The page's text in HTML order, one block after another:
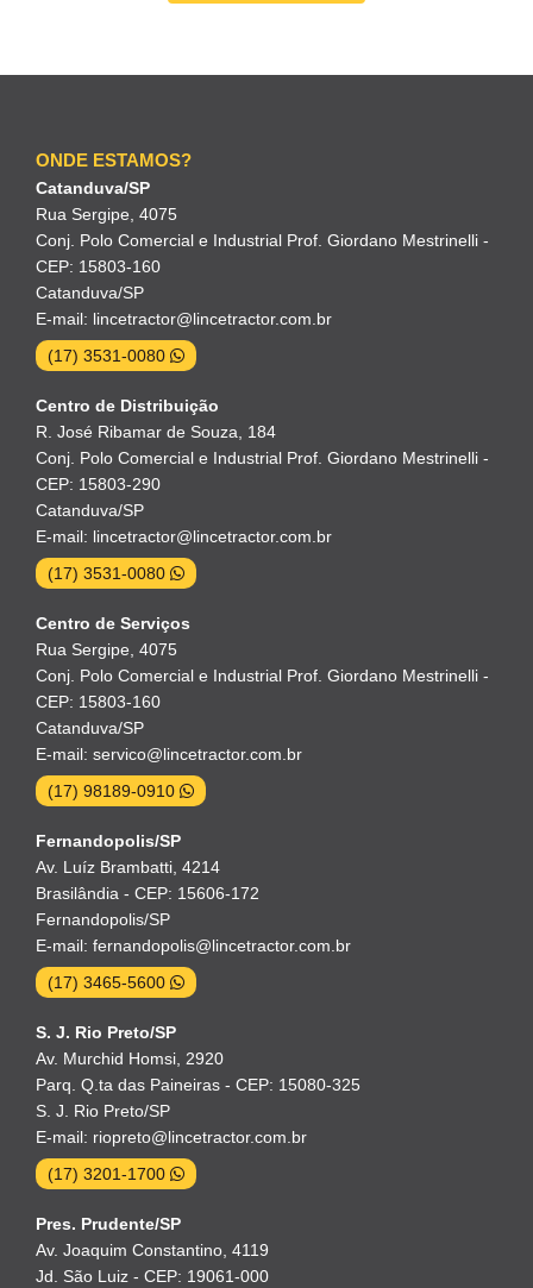
ONDE ESTAMOS?
Catanduva/SP
Rua Sergipe, 4075
Conj. Polo Comercial e Industrial Prof. Giordano Mestrinelli -
CEP: 15803-160
Catanduva/SP
E-mail: lincetractor@lincetractor.com.br
(17) 3531-0080
Centro de Distribuição
R. José Ribamar de Souza, 184
Conj. Polo Comercial e Industrial Prof. Giordano Mestrinelli -
CEP: 15803-290
Catanduva/SP
E-mail: lincetractor@lincetractor.com.br
(17) 3531-0080
Centro de Serviços
Rua Sergipe, 4075
Conj. Polo Comercial e Industrial Prof. Giordano Mestrinelli -
CEP: 15803-160
Catanduva/SP
E-mail: servico@lincetractor.com.br
(17) 98189-0910
Fernandopolis/SP
Av. Luíz Brambatti, 4214
Brasilândia - CEP: 15606-172
Fernandopolis/SP
E-mail: fernandopolis@lincetractor.com.br
(17) 3465-5600
S. J. Rio Preto/SP
Av. Murchid Homsi, 2920
Parq. Q.ta das Paineiras - CEP: 15080-325
S. J. Rio Preto/SP
E-mail: riopreto@lincetractor.com.br
(17) 3201-1700
Pres. Prudente/SP
Av. Joaquim Constantino, 4119
Jd. São Luiz - CEP: 19061-000